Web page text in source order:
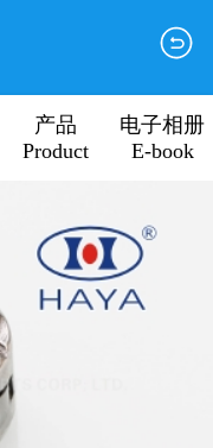
产品
Product
电子相册
E-book